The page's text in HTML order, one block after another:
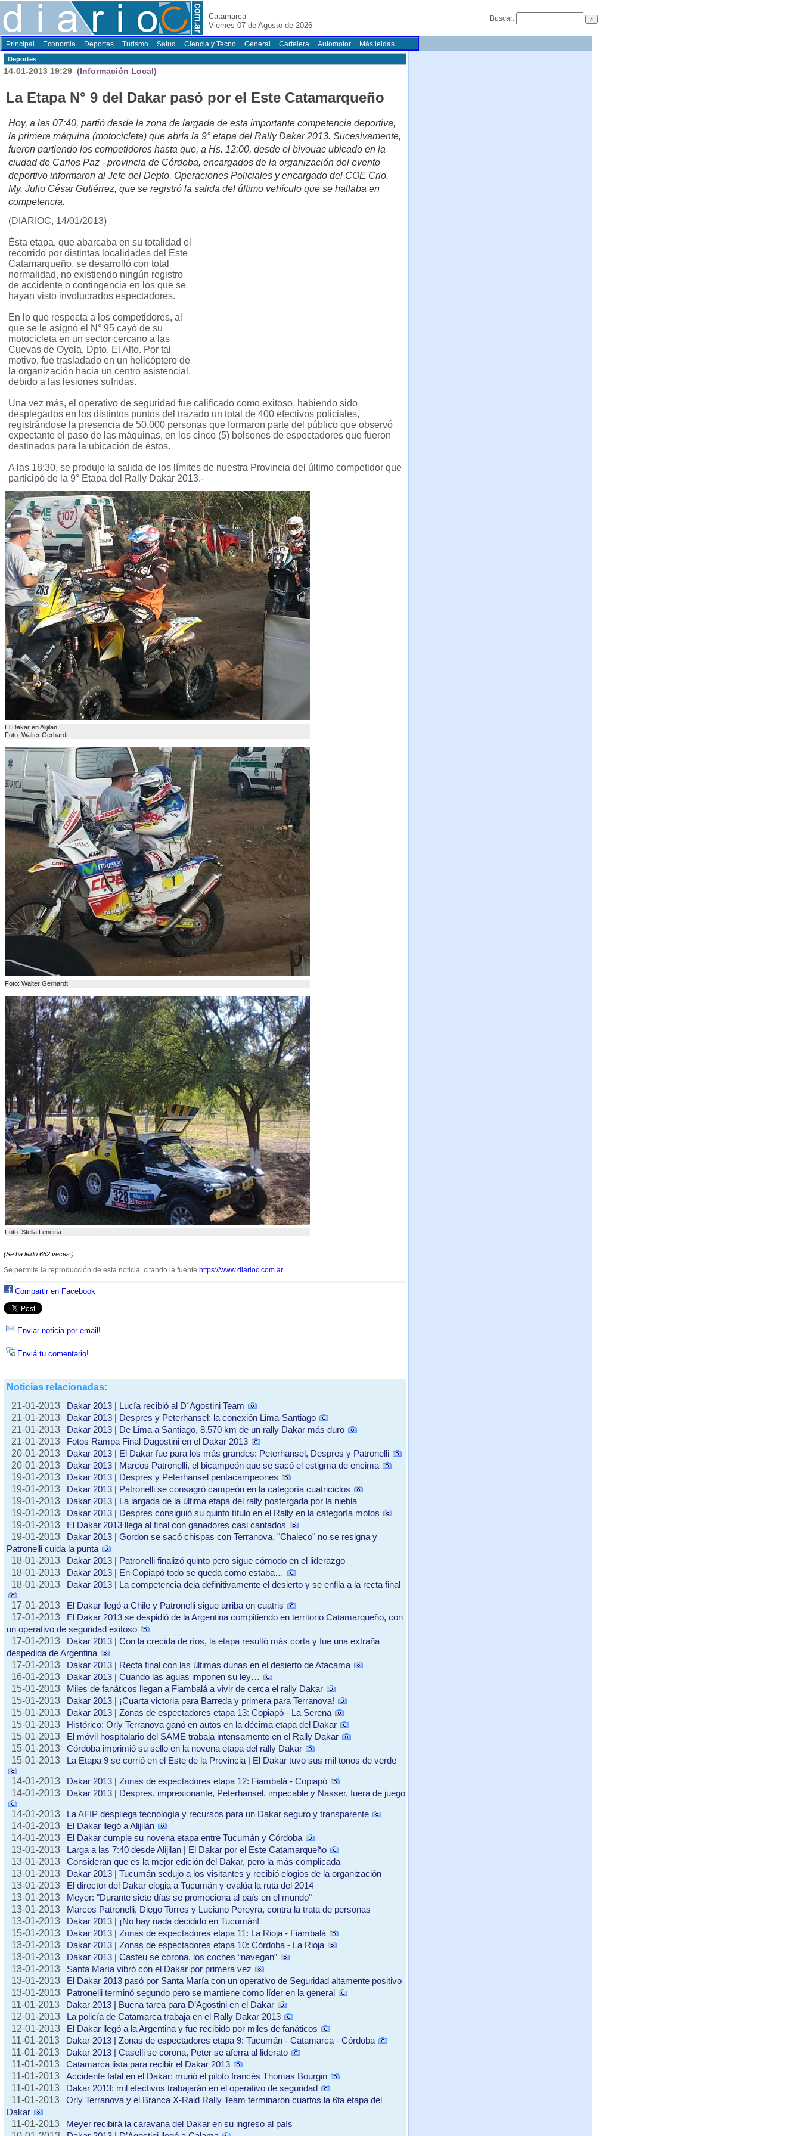
Catamarca
Viernes 07 de Agosto de 2026
Buscar:
Principal Economia Deportes Turismo Salud Ciencia y Tecno General Cartelera Automotor Más leidas
Deportes
14-01-2013 19:29 (Información Local)
La Etapa N° 9 del Dakar pasó por el Este Catamarqueño
Hoy, a las 07:40, partió desde la zona de largada de esta importante competencia deportiva,
la primera máquina (motocicleta) que abría la 9° etapa del Rally Dakar 2013. Sucesivamente,
fueron partiendo los competidores hasta que, a Hs. 12:00, desde el bivouac ubicado en la
ciudad de Carlos Paz - provincia de Córdoba, encargados de la organización del evento
deportivo informaron al Jefe del Depto. Operaciones Policiales y encargado del COE Crio.
My. Julio César Gutiérrez, que se registró la salida del último vehículo que se hallaba en
competencia.
(DIARIOC, 14/01/2013)
Ésta etapa, que abarcaba en su totalidad el
recorrido por distintas localidades del Este
Catamarqueño, se desarrolló con total
normalidad, no existiendo ningún registro
de accidente o contingencia en los que se
hayan visto involucrados espectadores.
En lo que respecta a los competidores, al
que se le asignó el N° 95 cayó de su
motocicleta en un sector cercano a las
Cuevas de Oyola, Dpto. El Alto. Por tal
motivo, fue trasladado en un helicóptero de
la organización hacia un centro asistencial,
debido a las lesiones sufridas.
Una vez más, el operativo de seguridad fue calificado como exitoso, habiendo sido
desplegados en los distintos puntos del trazado un total de 400 efectivos policiales,
registrándose la presencia de 50.000 personas que formaron parte del público que observó
expectante el paso de las máquinas, en los cinco (5) bolsones de espectadores que fueron
destinados para la ubicación de éstos.
A las 18:30, se produjo la salida de los límites de nuestra Provincia del último competidor que
participó de la 9° Etapa del Rally Dakar 2013.-
El Dakar en Alijilan.
Foto: Walter Gerhardt
Foto: Walter Gerhardt
Foto: Stella Lencina
(Se ha leido 662 veces.)
Se permite la reproducción de esta noticia, citando la fuente https://www.diarioc.com.ar
Compartir en Facebook
Enviar noticia por email!
Enviá tu comentario!
Noticias relacionadas:
21-01-2013
Dakar 2013 | Lucía recibió al D´Agostini Team
21-01-2013
Dakar 2013 | Despres y Peterhansel: la conexión Lima-Santiago
21-01-2013
Dakar 2013 | De Lima a Santiago, 8.570 km de un rally Dakar más duro
21-01-2013
Fotos Rampa Final Dagostini en el Dakar 2013
20-01-2013
Dakar 2013 | El Dakar fue para los más grandes: Peterhansel, Despres y Patronelli
20-01-2013
Dakar 2013 | Marcos Patronelli, el bicampeón que se sacó el estigma de encima
19-01-2013
Dakar 2013 | Despres y Peterhansel pentacampeones
19-01-2013
Dakar 2013 | Patronelli se consagró campeón en la categoría cuatriciclos
19-01-2013
Dakar 2013 | La largada de la última etapa del rally postergada por la niebla
19-01-2013
Dakar 2013 | Despres consiguió su quinto título en el Rally en la categoría motos
19-01-2013
El Dakar 2013 llega al final con ganadores casi cantados
19-01-2013
Dakar 2013 | Gordon se sacó chispas con Terranova, "Chaleco" no se resigna y
Patronelli cuida la punta
18-01-2013
Dakar 2013 | Patronelli finalizó quinto pero sigue cómodo en el liderazgo
18-01-2013
Dakar 2013 | En Copiapó todo se queda como estaba…
18-01-2013
Dakar 2013 | La competencia deja definitivamente el desierto y se enfila a la recta final
17-01-2013
El Dakar llegó a Chile y Patronelli sigue arriba en cuatris
17-01-2013
El Dakar 2013 se despidió de la Argentina compitiendo en territorio Catamarqueño, con
un operativo de seguridad exitoso
17-01-2013
Dakar 2013 | Con la crecida de ríos, la etapa resultó más corta y fue una extraña
despedida de Argentina
17-01-2013
Dakar 2013 | Recta final con las últimas dunas en el desierto de Atacama
16-01-2013
Dakar 2013 | Cuando las aguas imponen su ley…
15-01-2013
Miles de fanáticos llegan a Fiambalá a vivir de cerca el rally Dakar
15-01-2013
Dakar 2013 | ¡Cuarta victoria para Barreda y primera para Terranova!
15-01-2013
Dakar 2013 | Zonas de espectadores etapa 13: Copiapó - La Serena
15-01-2013
Histórico: Orly Terranova ganó en autos en la décima etapa del Dakar
15-01-2013
El móvil hospitalario del SAME trabaja intensamente en el Rally Dakar
15-01-2013
Córdoba imprimió su sello en la novena etapa del rally Dakar
15-01-2013
La Etapa 9 se corrió en el Este de la Provincia | El Dakar tuvo sus mil tonos de verde
14-01-2013
Dakar 2013 | Zonas de espectadores etapa 12: Fiambalá - Copiapó
14-01-2013
Dakar 2013 | Despres, impresionante, Peterhansel. impecable y Nasser, fuera de juego
14-01-2013
La AFIP despliega tecnología y recursos para un Dakar seguro y transparente
14-01-2013
El Dakar llegó a Alijilán
14-01-2013
El Dakar cumple su novena etapa entre Tucumán y Córdoba
13-01-2013
Larga a las 7:40 desde Alijilan | El Dakar por el Este Catamarqueño
13-01-2013
Consideran que es la mejor edición del Dakar, pero la más complicada
13-01-2013
Dakar 2013 | Tucumán sedujo a los visitantes y recibió elogios de la organización
13-01-2013
El director del Dakar elogia a Tucumán y evalúa la ruta del 2014
13-01-2013
Meyer: "Durante siete días se promociona al país en el mundo"
13-01-2013
Marcos Patronelli, Diego Torres y Luciano Pereyra, contra la trata de personas
13-01-2013
Dakar 2013 | ¡No hay nada decidido en Tucumán!
15-01-2013
Dakar 2013 | Zonas de espectadores etapa 11: La Rioja - Fiambalá
13-01-2013
Dakar 2013 | Zonas de espectadores etapa 10: Córdoba - La Rioja
13-01-2013
Dakar 2013 | Casteu se corona, los coches “navegan”
13-01-2013
Santa María vibró con el Dakar por primera vez
13-01-2013
El Dakar 2013 pasó por Santa María con un operativo de Seguridad altamente positivo
13-01-2013
Patronelli terminó segundo pero se mantiene como líder en la general
11-01-2013
Dakar 2013 | Buena tarea para D’Agostini en el Dakar
12-01-2013
La policía de Catamarca trabaja en el Rally Dakar 2013
12-01-2013
El Dakar llegó a la Argentina y fue recibido por miles de fanáticos
11-01-2013
Dakar 2013 | Zonas de espectadores etapa 9: Tucumán - Catamarca - Córdoba
11-01-2013
Dakar 2013 | Caselli se corona, Peter se aferra al liderato
11-01-2013
Catamarca lista para recibir el Dakar 2013
11-01-2013
Accidente fatal en el Dakar: murió el piloto francés Thomas Bourgin
11-01-2013
Dakar 2013: mil efectivos trabajarán en el operativo de seguridad
11-01-2013
Orly Terranova y el Branca X-Raid Rally Team terminaron cuartos la 6ta etapa del
Dakar
11-01-2013
Meyer recibirá la caravana del Dakar en su ingreso al país